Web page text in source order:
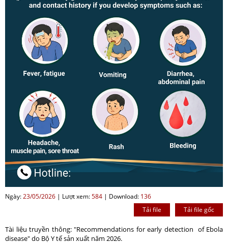
Ngày:23/05/2026 | Lượt xem:584 | Download: 136
Tải file gốc
Tải file
Tài liệu truyền thông: "Recommendations for early detection of Ebola
disease" do Bộ Y tế sản xuất năm 2026.